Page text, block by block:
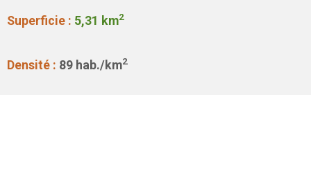
Superficie : 5,31 km2
Densité : 89 hab./km2